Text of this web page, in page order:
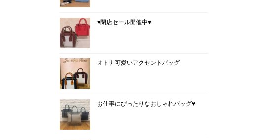
♥閉店セール開催中♥
オトナ可愛いアクセントバッグ
お仕事にぴったりなおしゃれバッグ♥